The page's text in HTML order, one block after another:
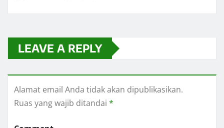
LEAVE A REPLY
Alamat email Anda tidak akan dipublikasikan.
Ruas yang wajib ditandai *